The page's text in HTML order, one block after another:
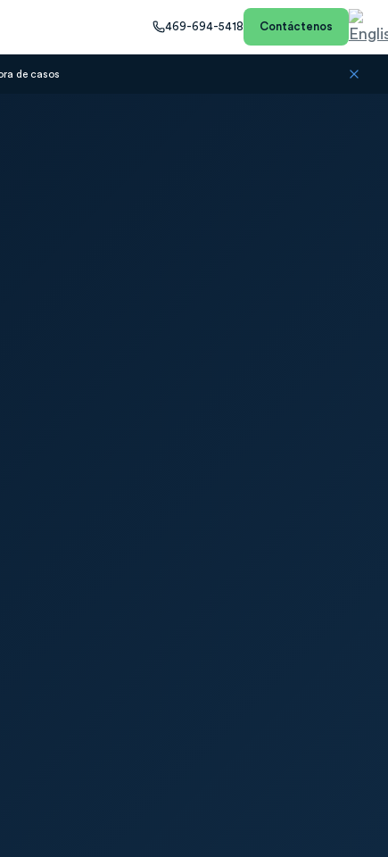
469-694-5418 Contáctenos
de casos